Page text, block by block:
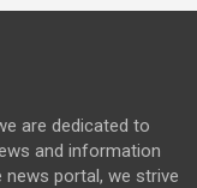
are dedicated to
and information
news portal, we strive